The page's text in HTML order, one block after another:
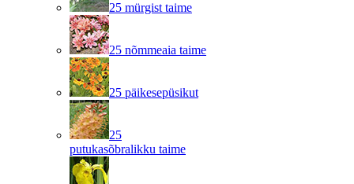
25 mürgist taime
25 nõmmeaia taime
25 päikesepüsikut
25
putukasõbralikku taime